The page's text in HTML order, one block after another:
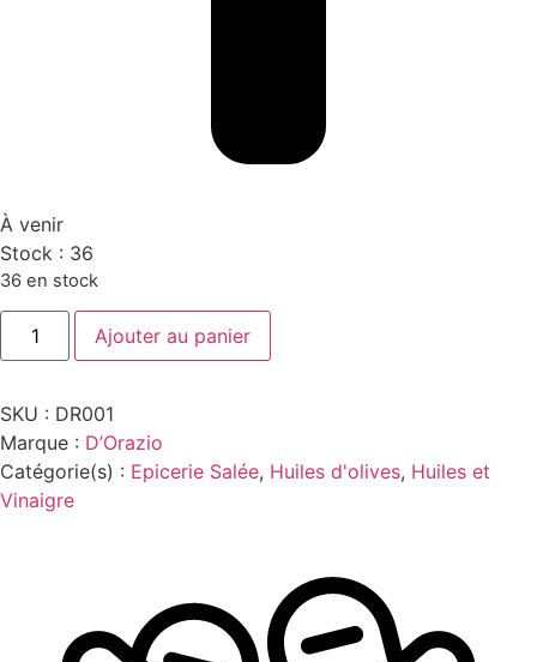
À venir
Stock : 36
36 en stock
quantité
H.OLIVE
D'ORAZIO
1L
Ajouter au panier
SKU : DR001
Marque : D’Orazio
Catégorie(s) : Epicerie Salée, Huiles d'olives, Huiles et
Vinaigre